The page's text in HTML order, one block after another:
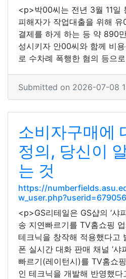
<p>박00씨는 전년 3월 11일
피해자가 작업대출을 위해
결제를 하게 하는 등 약 890
성시키자 안00씨와 함께 비
로 수차례 폭행한 혐의 등으
Submitted on 2026-07-08
소비자구매에
정의, 당신이
는 것
https://
<p>GS리테일은 GS샵의 ‘샤
송 지연빠르기를 TV홈쇼핑
테크닉을 창작해 적용했다고
폰 실시간 대화 판매 채널 ‘샤
빠르기(레이턴시)를 TV홈쇼
인 테크닉을 개발해 반영했